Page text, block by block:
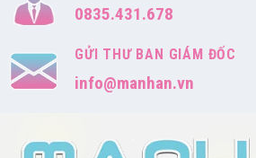
0835.431.678
GỬI THƯ BAN GIÁM ĐỐC
info@manhan.vn